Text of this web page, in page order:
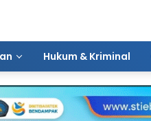
Hukum & Kriminal